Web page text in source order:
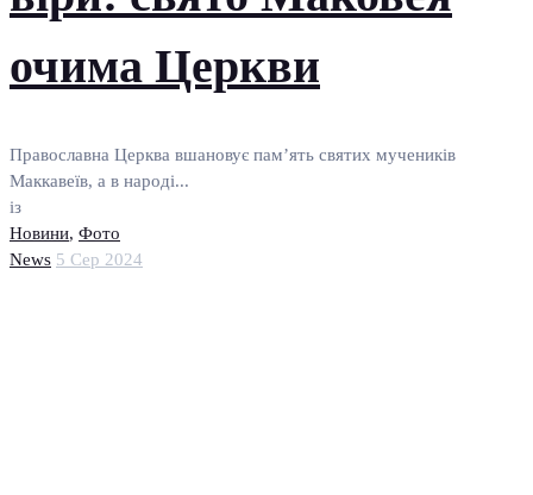
очима Церкви
Православна Церква вшановує пам’ять святих мучеників
Маккавеїв, а в народі...
із
Новини, Фото
News 5 Сер 2024